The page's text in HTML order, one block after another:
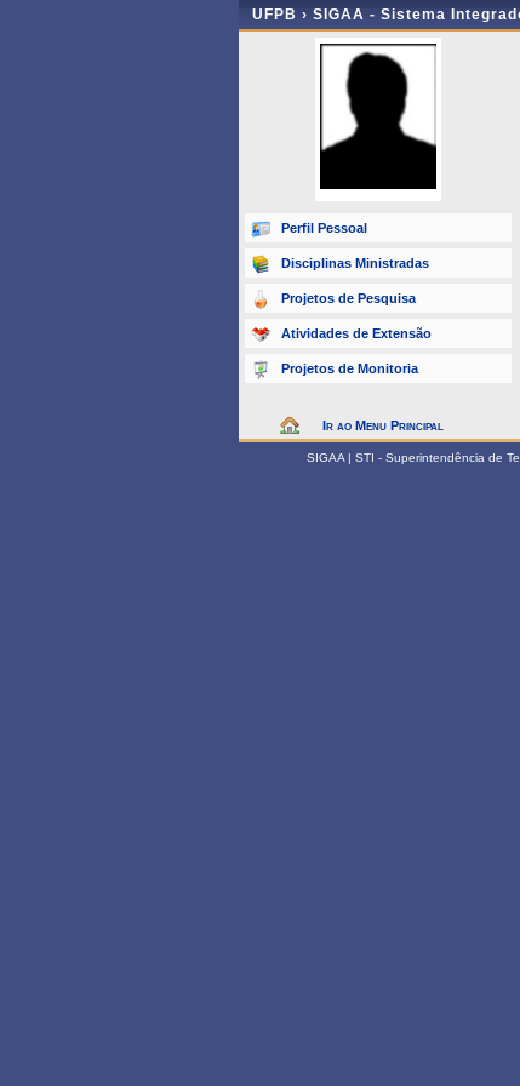
UFPB › SIGAA - Sistema
Perfil Pessoal
Disciplinas Ministradas
Projetos de Pesquisa
Atividades de Extensão
Projetos de Monitoria
Ir ao Menu Principal
SIGAA | STI - Superintendência de